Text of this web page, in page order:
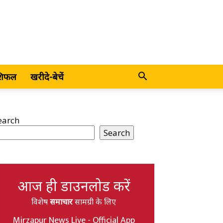
खरीदे-बेचें
Search
आज ही डाउनलोड करें
विशेषसमाचारसामग्री के लिए